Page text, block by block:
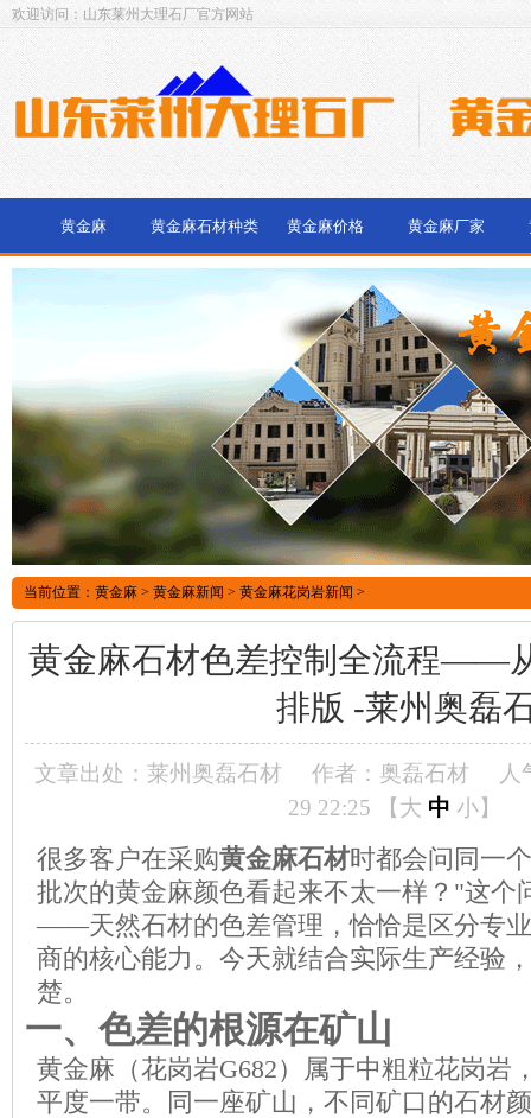
欢迎访问：山东莱州大理石厂官方网站
黄金麻 黄金麻石材种类 黄金麻价格 黄金麻厂家
当前位置： 黄金麻 > 黄金麻新闻 > 黄金麻花岗岩新闻 >
黄金麻石材色差控制全流程——
排版 -莱州奥磊
文章出处：莱州奥磊石材 作者：奥磊石材
29 22:25 【大 中 小】
很多客户在采购黄金麻石材时都会问同一
批次的黄金麻颜色看起来不太一样？"这个
——天然石材的色差管理，恰恰是区分专
商的核心能力。今天就结合实际生产经验
楚。
一、色差的根源在矿山
黄金麻（花岗岩G682）属于中粗粒花岗岩
平度一带。同一座矿山，不同矿口的石材